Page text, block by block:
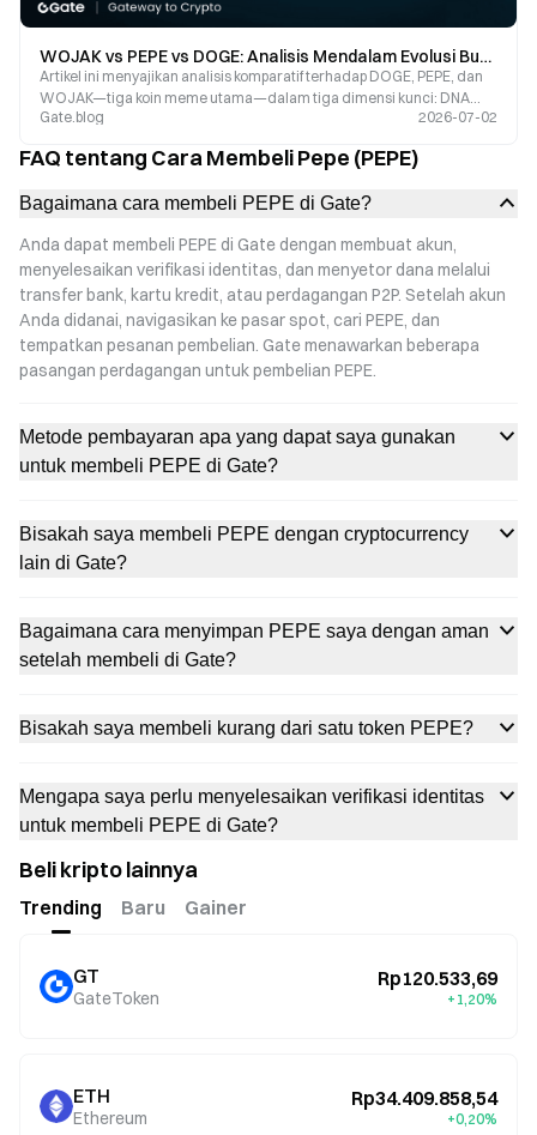
WOJAK vs PEPE vs DOGE: Analisis Mendalam Evolusi Budaya Meme Coin dan Siklus Hidupnya
Artikel ini menyajikan analisis komparatif terhadap DOGE, PEPE, dan
WOJAK—tiga koin meme utama—dalam tiga dimensi kunci: DNA
budaya, struktur komunitas, dan siklus pasar. Kami membahas proyek
aset budaya.
Gate.blog 2026-07-02
FAQ tentang Cara Membeli Pepe (PEPE)
Bagaimana cara membeli PEPE di Gate?
Anda dapat membeli PEPE di Gate dengan membuat akun,
menyelesaikan verifikasi identitas, dan menyetor dana melalui
transfer bank, kartu kredit, atau perdagangan P2P. Setelah akun
Anda didanai, navigasikan ke pasar spot, cari PEPE, dan
tempatkan pesanan pembelian. Gate menawarkan beberapa
pasangan perdagangan untuk pembelian PEPE.
Metode pembayaran apa yang dapat saya gunakan
untuk membeli PEPE di Gate?
Bisakah saya membeli PEPE dengan cryptocurrency
lain di Gate?
Bagaimana cara menyimpan PEPE saya dengan aman
setelah membeli di Gate?
Bisakah saya membeli kurang dari satu token PEPE?
Mengapa saya perlu menyelesaikan verifikasi identitas
untuk membeli PEPE di Gate?
Beli kripto lainnya
Trending Baru Gainer
GT
GateToken
Rp120.533,69
+1,20%
ETH
Ethereum
Rp34.409.858,54
+0,20%